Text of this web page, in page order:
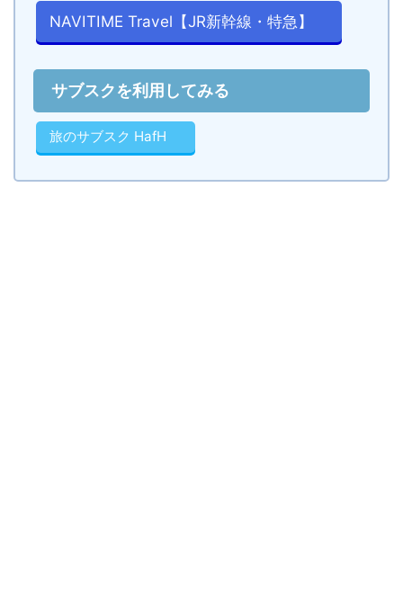
NAVITIME Travel【JR新幹線・特急】
サブスクを利用してみる
旅のサブスク HafH